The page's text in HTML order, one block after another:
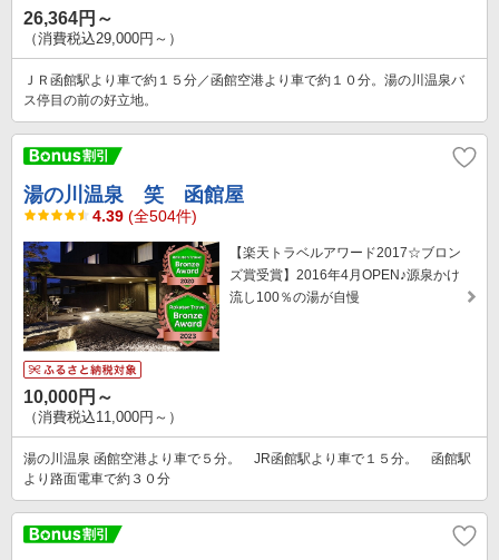
26,364円～
（消費税込29,000円～）
ＪＲ函館駅より車で約１５分／函館空港より車で約１０分。湯の川温泉バ
ス停目の前の好立地。
湯の川温泉 笑 函館屋
4.39 (全504件)
【楽天トラベルアワード2017☆ブロン
ズ賞受賞】2016年4月OPEN♪源泉かけ
流し100％の湯が自慢
10,000円～
（消費税込11,000円～）
湯の川温泉 函館空港より車で５分。 JR函館駅より車で１５分。 函館駅
より路面電車で約３０分